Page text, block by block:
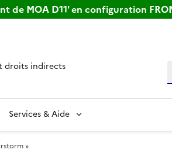
de MOA D11' en configuration
droits indirects
Services & Aide
»